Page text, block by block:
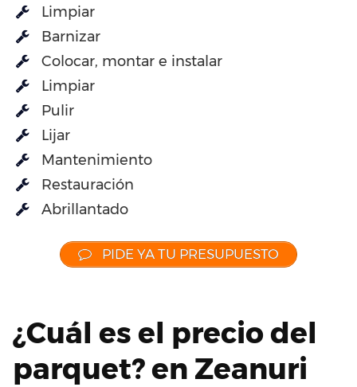
Limpiar
Barnizar
Colocar, montar e instalar
Limpiar
Pulir
Lijar
Mantenimiento
Restauración
Abrillantado
PIDE YA TU PRESUPUESTO
¿Cuál es el precio del
parquet? en Zeanuri